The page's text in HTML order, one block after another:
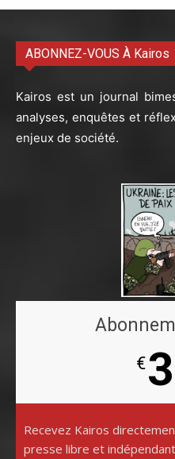
ABONNEZ-VOUS À Kairos
Kairos est un journal
analyses, enquêtes et
enjeux de société.
€
Recevez Kairos
presse libre et